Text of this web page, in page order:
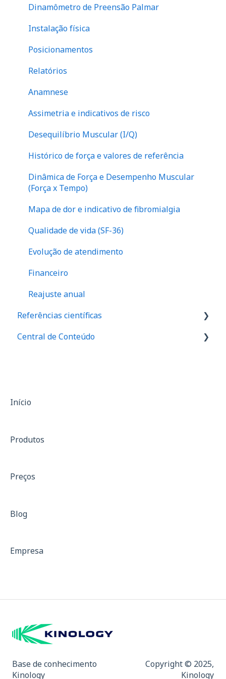
Dinamômetro de Preensão Palmar
Instalação física
Posicionamentos
Relatórios
Anamnese
Assimetria e indicativos de risco
Desequilíbrio Muscular (I/Q)
Histórico de força e valores de referência
Dinâmica de Força e Desempenho Muscular
(Força x Tempo)
Mapa de dor e indicativo de fibromialgia
Qualidade de vida (SF-36)
Evolução de atendimento
Financeiro
Reajuste anual
Referências científicas
Valores de referência de força
Assimetria
SF-36
Dinamômetro de Preensão Palmar
Central de Conteúdo
Casos de sucesso
Início
Produtos
Preços
Blog
Empresa
Base de conhecimento
Kinology
Copyright © 2025,
Kinology